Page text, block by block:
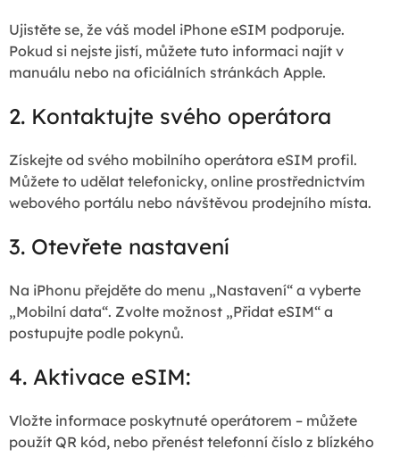
Ujistěte se, že váš model iPhone eSIM podporuje.
Pokud si nejste jistí, můžete tuto informaci najít v
manuálu nebo na oficiálních stránkách Apple.
2. Kontaktujte svého operátora
Získejte od svého mobilního operátora eSIM profil.
Můžete to udělat telefonicky, online prostřednictvím
webového portálu nebo návštěvou prodejního místa.
3. Otevřete nastavení
Na iPhonu přejděte do menu „Nastavení“ a vyberte
„Mobilní data“. Zvolte možnost „Přidat eSIM“ a
postupujte podle pokynů.
4. Aktivace eSIM:
Vložte informace poskytnuté operátorem – můžete
použít QR kód, nebo přenést telefonní číslo z blízkého